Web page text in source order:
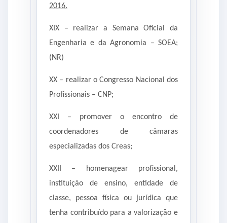
2016.
XIX – realizar a Semana Oficial da
Engenharia e da Agronomia – SOEA;
(NR)
XX – realizar o Congresso Nacional dos
Profissionais – CNP;
XXI – promover o encontro de
coordenadores de câmaras
especializadas dos Creas;
XXII – homenagear profissional,
instituição de ensino, entidade de
classe, pessoa física ou jurídica que
tenha contribuído para a valorização e